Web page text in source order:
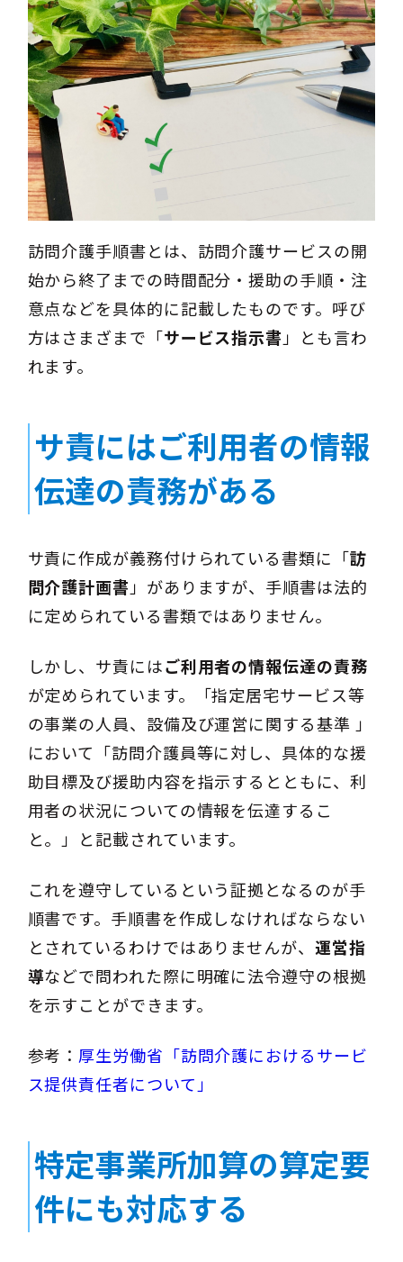
訪問介護手順書とは、訪問介護サービスの開
始から終了までの時間配分・援助の手順・注
意点などを具体的に記載したものです。呼び
方はさまざまで「サービス指示書 」とも言わ
れます。
サ責にはご利用者の情報
伝達の責務がある
サ責に作成が義務付けられている書類に「訪
問介護計画書 」がありますが、手順書は法的
に定められている書類ではありません。
しかし、サ責にはご利用者の情報伝達の責務
が定められています。「指定居宅サービス等
の事業の人員、設備及び運営に関する基準 」
において「訪問介護員等に対し、具体的な援
助目標及び援助内容を指示するとともに、利
用者の状況についての情報を伝達するこ
と。」と記載されています。
これを遵守しているという証拠となるのが手
順書です。手順書を作成しなければならない
とされているわけではありませんが、 運営指
導などで問われた際に明確に法令遵守の根拠
を示すことができます。
参考： 厚生労働省「訪問介護におけるサービ
ス提供責任者について」
特定事業所加算の算定要
件にも対応する